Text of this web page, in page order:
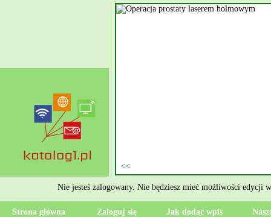
rzetelne układanie płytek
Rzeszów i dbamy o to,
gdy Twoja przestrzeń
przywracając ponownie
Nie jesteś zalogowany. Nie będziesz mieć możliwości edycji
Strona główna Zaloguj się Jak dodać wpis